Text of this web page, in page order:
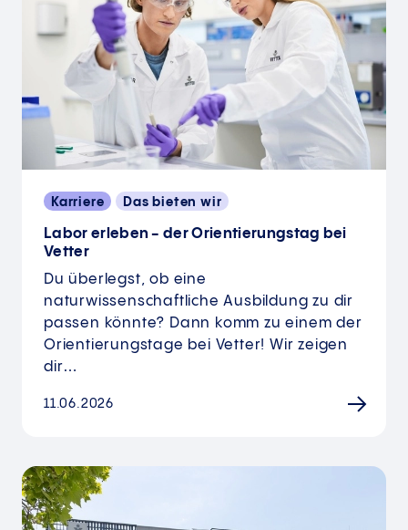
Karriere Das bieten wir
Labor erleben - der Orientierungstag bei
Vetter
Du überlegst, ob eine
naturwissenschaftliche Ausbildung zu dir
passen könnte? Dann komm zu einem der
Orientierungstage bei Vetter! Wir zeigen
dir…
11.06.2026